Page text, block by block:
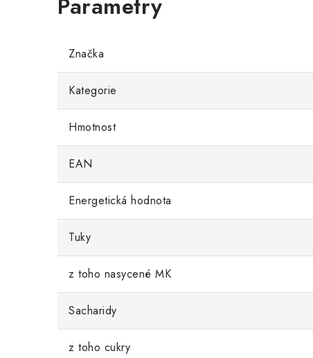
Značka
Kategorie
Hmotnost
EAN
Energetická hodnota
Tuky
z toho nasycené MK
Sacharidy
z toho cukry